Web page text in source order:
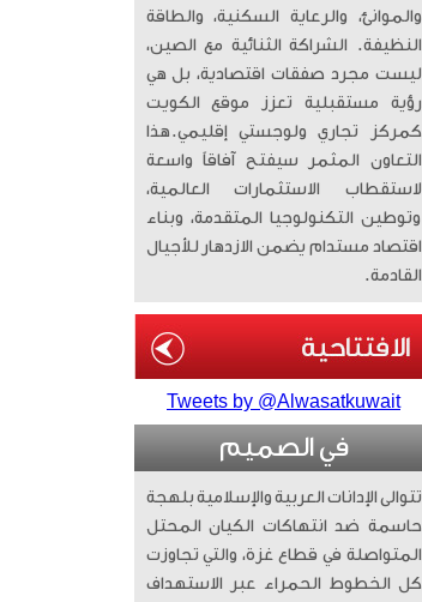
والموانئ، والرعاية السكنية، والطاقة
النظيفة. الشراكة الثنائية مع الصين،
ليست مجرد صفقات اقتصادية، بل هي
رؤية مستقبلية تعزز موقع الكويت
كمركز تجاري ولوجستي إقليمي. ​هذا
التعاون المثمر سيفتح آفاقاً واسعة
لاستقطاب الاستثمارات العالمية،
وتوطين التكنولوجيا المتقدمة، وبناء
اقتصاد مستدام يضمن الازدهار للأجيال
القادمة.
Tweets by @Alwasatkuwait
في الصميم
تتوالى الإدانات العربية والإسلامية بلهجة
حاسمة ضد انتهاكات الكيان المحتل
المتواصلة في قطاع غزة، والتي تجاوزت
كل الخطوط الحمراء عبر الاستهداف